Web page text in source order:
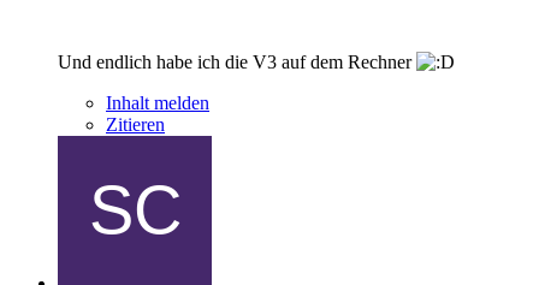
Und endlich habe ich die V3 auf dem Rechner
Inhalt melden
Zitieren